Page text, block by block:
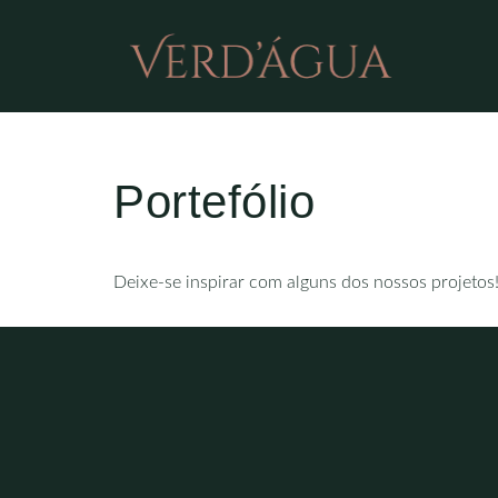
Portefólio
Deixe-se inspirar com alguns dos nossos projetos!